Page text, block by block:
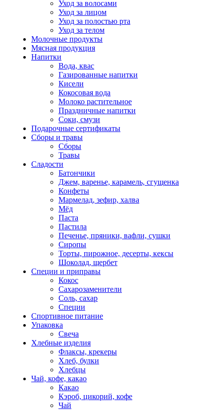
Уход за волосами
Уход за лицом
Уход за полостью рта
Уход за телом
Молочные продукты
Мясная продукция
Напитки
Вода, квас
Газированные напитки
Кисели
Кокосовая вода
Молоко растительное
Праздничные напитки
Соки, смузи
Подарочные сертификаты
Сборы и травы
Сборы
Травы
Сладости
Батончики
Джем, варенье, карамель, сгущенка
Конфеты
Мармелад, зефир, халва
Мёд
Паста
Пастила
Печенье, пряники, вафли, сушки
Сиропы
Торты, пирожное, десерты, кексы
Шоколад, щербет
Специи и приправы
Кокос
Сахарозаменители
Соль, сахар
Специи
Спортивное питание
Упаковка
Свеча
Хлебные изделия
Флаксы, крекеры
Хлеб, булки
Хлебцы
Чай, кофе, какао
Какао
Кэроб, цикорий, кофе
Чай